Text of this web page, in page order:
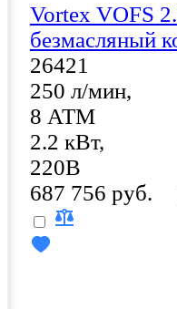
Vortex VOFS
безмасляный
26421
250 л/мин,
8 АТМ
2.2 кВт,
220В
687 756 руб.